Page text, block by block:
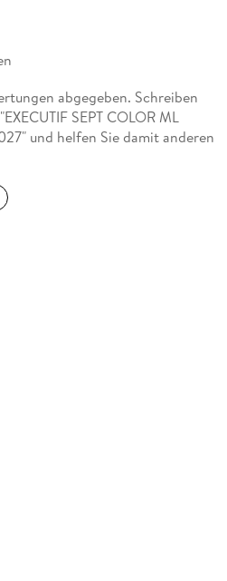
abgegeben. Schreiben
SEPT COLOR ML
und helfen Sie damit anderen